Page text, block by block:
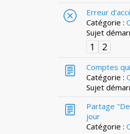
Erreur
Catégorie :
Sujet
1 2
Comptes
Catégorie :
Sujet
Partage
jour
Catégorie :